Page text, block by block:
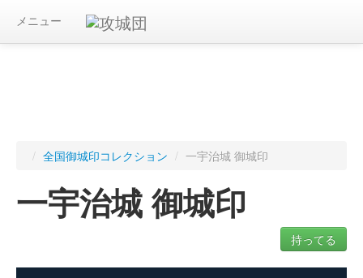
メニュー
/ 全国御城印コレクション / 一宇治城 御城印
一宇治城 御城印
持ってる